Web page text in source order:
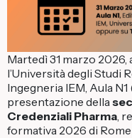
Martedì 31 marzo 2026,
l’Università degli Studi
Ingegneria IEM, Aula
presentazione della
Credenziali Pharma ,
formativa 2026 di